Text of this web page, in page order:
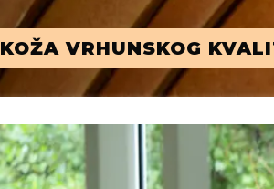
KOŽA VRHUNSKOG